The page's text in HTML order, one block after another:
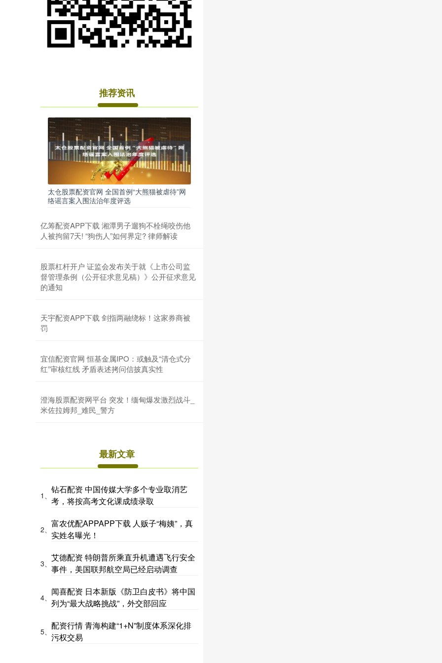
推荐资讯
太仓股票配资官网 全国首例“大熊猫被虐待”网
络谣言案入围法治年度评选
亿筹配资APP下载 湘潭男子遛狗不栓绳咬伤他
人被拘留7天! “狗伤人”如何界定? 律师解读
股票杠杆开户 证监会发布关于就《上市公司监
督管理条例（公开征求意见稿）》公开征求意见
的通知
天宇配资APP下载 剑指两融绕标！这家券商被
罚
宜信配资官网 恒基金属IPO：或触及“清仓式分
红”审核红线 矛盾表述拷问信披真实性
澄海股票配资网平台 突发！缅甸爆发激烈战斗_
米佐拉姆邦_难民_警方
最新文章
1、
钻石配资 中国传媒大学多个专业取消艺
考，将按高考文化课成绩录取
2、
富农优配APPAPP下载 人贩子“梅姨”，真
实姓名曝光！
3、
艾德配资 特朗普所乘直升机遭遇飞行安全
事件，美国联邦航空局已经启动调查
4、
闻喜配资 日本新版《防卫白皮书》将中国
列为“最大战略挑战”，外交部回应
5、
配资行情 青海构建“1+N”制度体系深化排
污权交易